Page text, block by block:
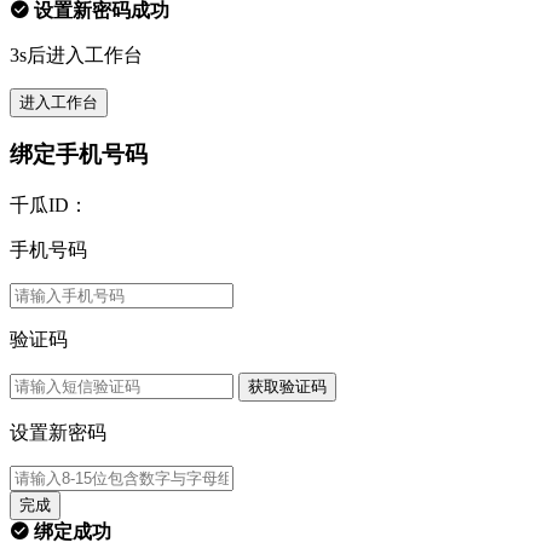
设置新密码成功
3s后进入工作台
进入工作台
绑定手机号码
千瓜ID：
手机号码
验证码
获取验证码
设置新密码
完成
绑定成功